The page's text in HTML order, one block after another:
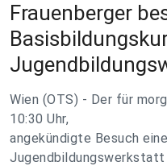
Frauenberger
Wien (OTS) - Der für
10:30 Uhr,
angekündigte Besuch